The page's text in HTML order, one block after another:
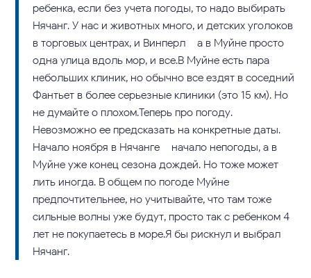
ребенка, если без учета погоды, то надо выбирать
Нячанг. У нас и животных много, и детских уголоков
в торговых центрах, и Винперл – а в Муйне просто
одна улица вдоль мор, и все.В Муйне есть пара
небольших клиник, но обычно все ездят в соседний
Фантьет в более серьезные клиники (это 15 км). Но
не думайте о плохом.Теперь про погоду.
Невозможно ее предсказать на конкретные даты.
Начало ноября в Нячанге – начало непогоды, а в
Муйне уже конец сезона дождей. Но тоже может
лить иногда. В общем по погоде Муйне
предпочтительнее, но учитывайте, что там тоже
сильные волны уже будут, просто так с ребенком 4
лет не покупаетесь в море.Я бы рискнул и выбрал
Нячанг.